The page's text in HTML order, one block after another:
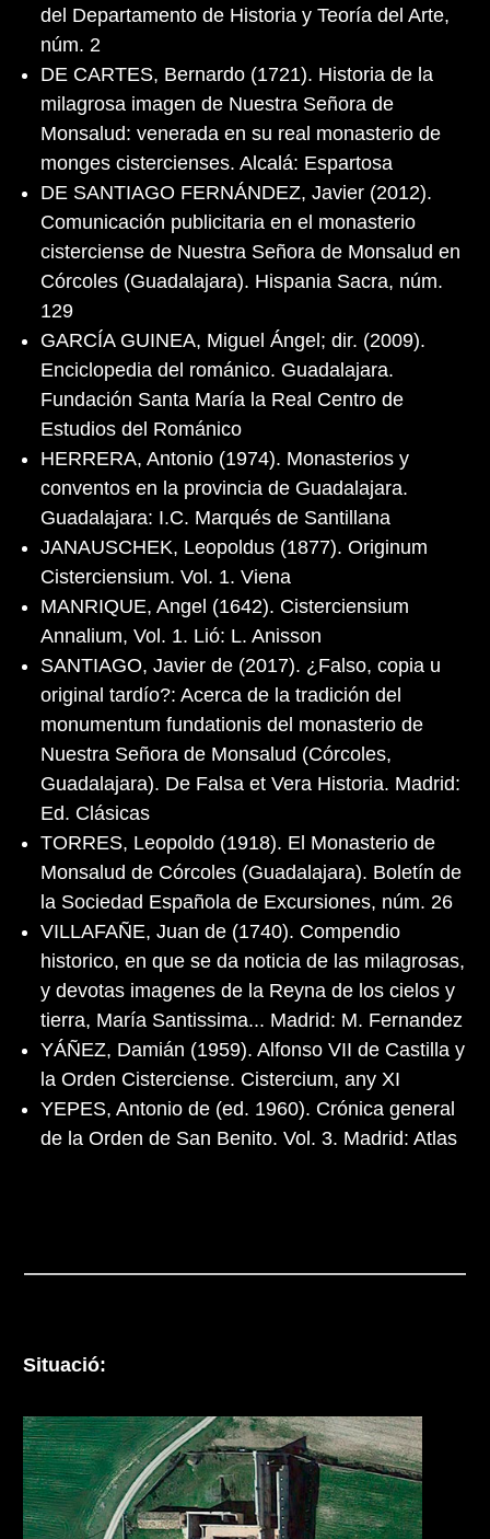
del Departamento de Historia y Teoría del Arte,
núm. 2
DE CARTES, Bernardo (1721). Historia de la
milagrosa imagen de Nuestra Señora de
Monsalud: venerada en su real monasterio de
monges cistercienses. Alcalá: Espartosa
DE SANTIAGO FERNÁNDEZ, Javier (2012).
Comunicación publicitaria en el monasterio
cisterciense de Nuestra Señora de Monsalud en
Córcoles (Guadalajara). Hispania Sacra, núm.
129
GARCÍA GUINEA, Miguel Ángel; dir. (2009).
Enciclopedia del románico. Guadalajara.
Fundación Santa María la Real Centro de
Estudios del Románico
HERRERA, Antonio (1974). Monasterios y
conventos en la provincia de Guadalajara.
Guadalajara: I.C. Marqués de Santillana
JANAUSCHEK, Leopoldus (1877). Originum
Cisterciensium. Vol. 1. Viena
MANRIQUE, Angel (1642). Cisterciensium
Annalium, Vol. 1. Lió: L. Anisson
SANTIAGO, Javier de (2017). ¿Falso, copia u
original tardío?: Acerca de la tradición del
monumentum fundationis del monasterio de
Nuestra Señora de Monsalud (Córcoles,
Guadalajara). De Falsa et Vera Historia. Madrid:
Ed. Clásicas
TORRES, Leopoldo (1918). El Monasterio de
Monsalud de Córcoles (Guadalajara). Boletín de
la Sociedad Española de Excursiones, núm. 26
VILLAFAÑE, Juan de (1740). Compendio
historico, en que se da noticia de las milagrosas,
y devotas imagenes de la Reyna de los cielos y
tierra, María Santissima... Madrid: M. Fernandez
YÁÑEZ, Damián (1959). Alfonso VII de Castilla y
la Orden Cisterciense. Cistercium, any XI
YEPES, Antonio de (ed. 1960). Crónica general
de la Orden de San Benito. Vol. 3. Madrid: Atlas
Situació: